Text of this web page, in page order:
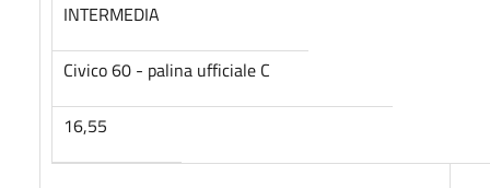
INTERMEDIA
Civico 60 - palina ufficiale C
16,55